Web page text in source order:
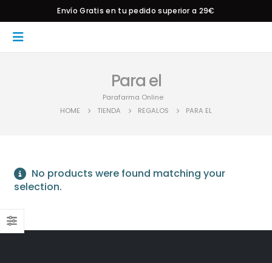
Envío Gratis en tu pedido superior a 29€
Para el
Parafarma Online
HOME
TIENDA REGALOS PARA EL
No products were found matching your
selection.